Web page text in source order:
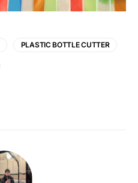
PLASTIC BOTTLE CUTTER